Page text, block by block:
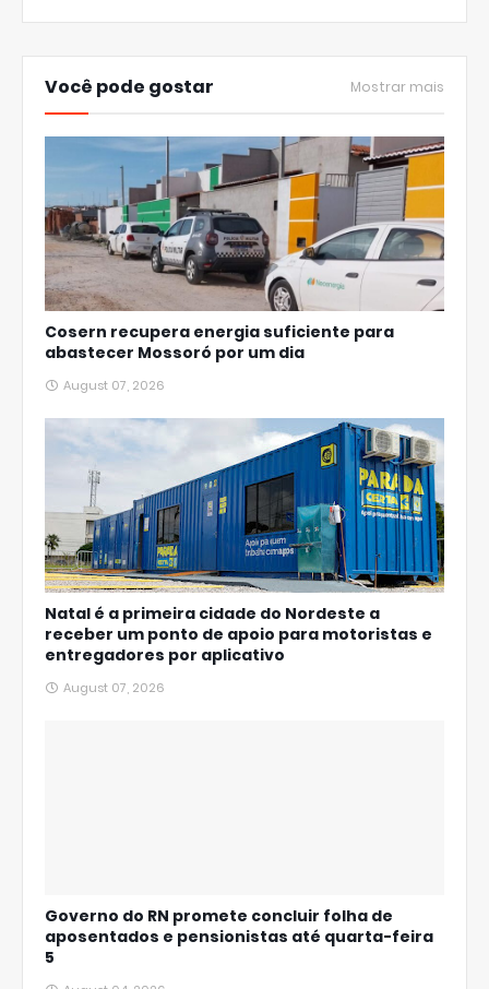
Você pode gostar Mostrar mais
Cosern recupera energia suficiente para
abastecer Mossoró por um dia
August 07, 2026
Natal é a primeira cidade do Nordeste a
receber um ponto de apoio para motoristas e
entregadores por aplicativo
August 07, 2026
Governo do RN promete concluir folha de
aposentados e pensionistas até quarta-feira
5